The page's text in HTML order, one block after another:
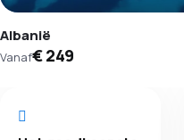
Albanië
Vanaf€ 249